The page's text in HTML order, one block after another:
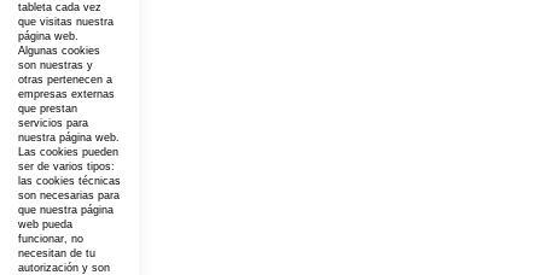
tableta cada vez
que visitas nuestra
página web.
Algunas cookies
son nuestras y
otras pertenecen a
empresas externas
que prestan
servicios para
nuestra página web.
Las cookies pueden
ser de varios tipos:
las cookies técnicas
son necesarias para
que nuestra página
web pueda
funcionar, no
necesitan de tu
autorización y son